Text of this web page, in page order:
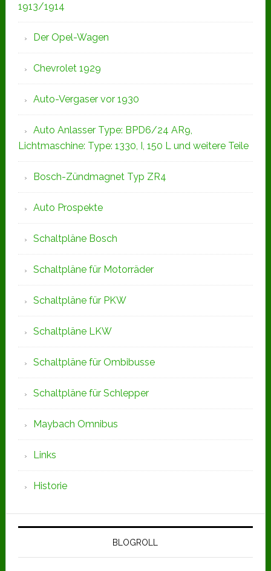
1913/1914
Der Opel-Wagen
Chevrolet 1929
Auto-Vergaser vor 1930
Auto Anlasser Type: BPD6/24 AR9,
Lichtmaschine: Type: 1330, I, 150 L und weitere Teile
Bosch-Zündmagnet Typ ZR4
Auto Prospekte
Schaltpläne Bosch
Schaltpläne für Motorräder
Schaltpläne für PKW
Schaltpläne LKW
Schaltpläne für Ombibusse
Schaltpläne für Schlepper
Maybach Omnibus
Links
Historie
BLOGROLL